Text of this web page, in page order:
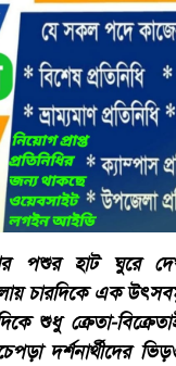
পশুর হাট ঘুরে
চারদিকে এক
শুধু ক্রেতা-
দর্শনার্থীদের